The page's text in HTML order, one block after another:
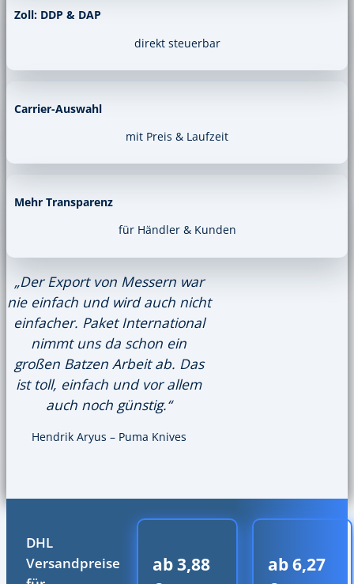
Zoll: DDP & DAP
direkt steuerbar
Carrier-Auswahl
mit Preis & Laufzeit
Mehr Transparenz
für Händler & Kunden
„Der Export von Messern war
nie einfach und wird auch nicht
einfacher. Paket International
nimmt uns da schon ein
großen Batzen Arbeit ab. Das
ist toll, einfach und vor allem
auch noch günstig.“
Hendrik Aryus – Puma Knives
DHL
Versandpreise
ab 3,88
ab 6,27